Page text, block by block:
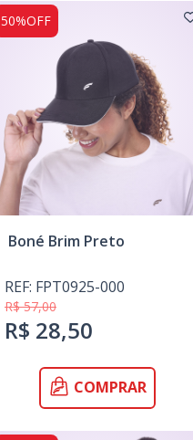
50%OFF
Boné Brim Preto
REF: FPT0925-000
R$ 57,00
R$ 28,50
COMPRAR